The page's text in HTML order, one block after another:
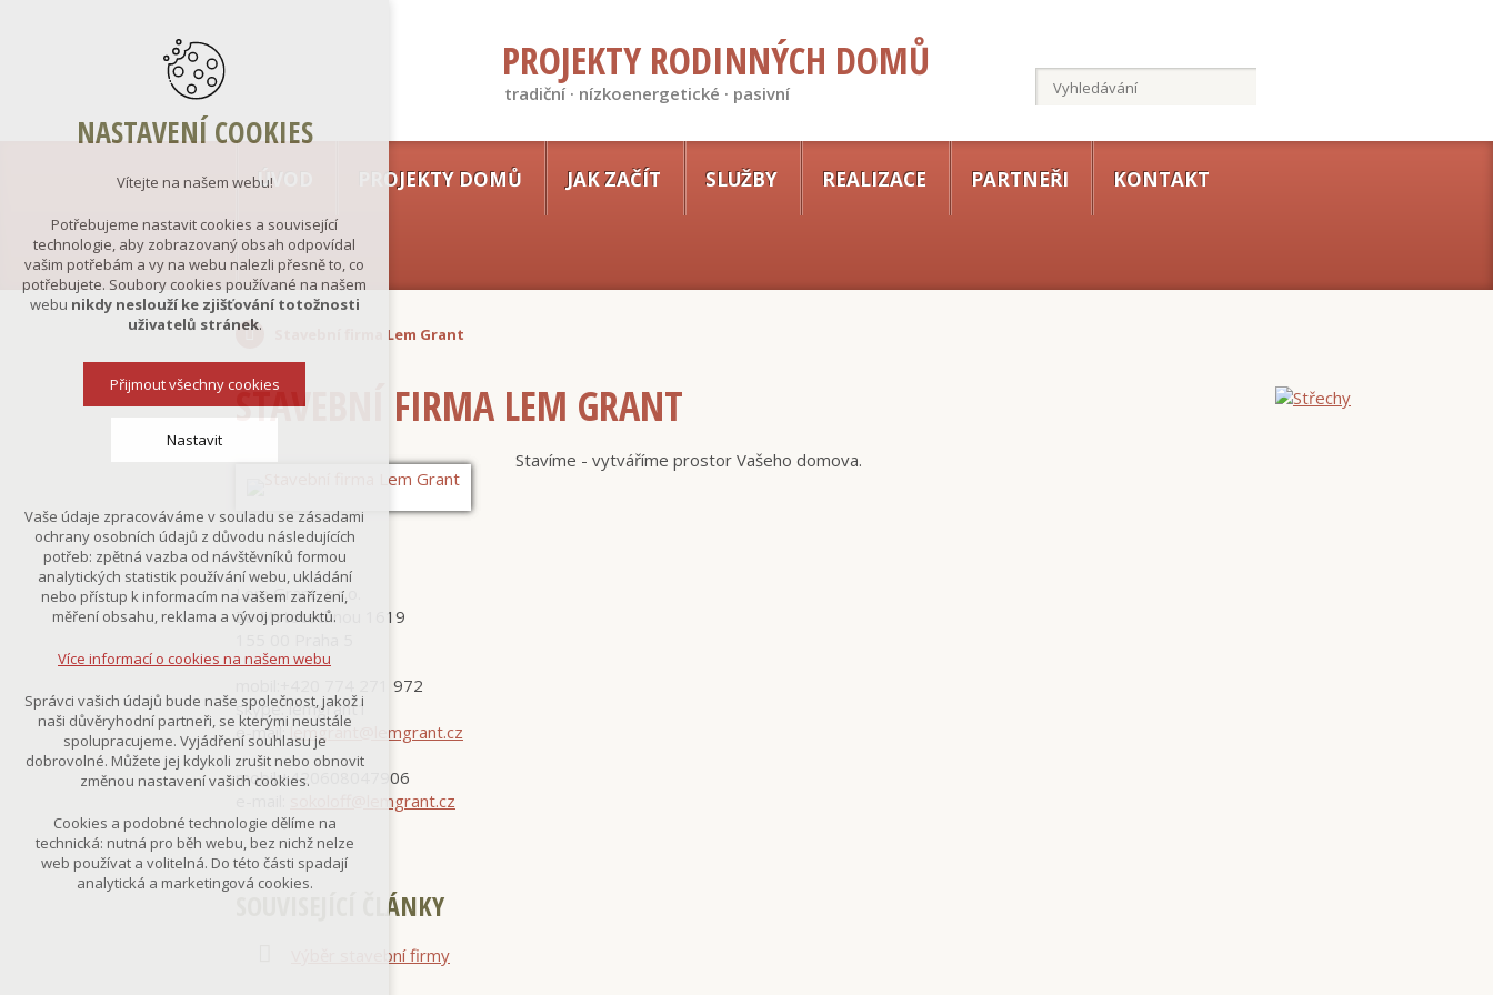
PROJEKTY RODINNÝCH DOMŮ
tradiční · nízkoenergetické · pasivní
ÚVOD PROJEKTY DOMŮ JAK ZAČÍT SLUŽBY REALIZACE PARTNEŘI KONTAKT
Stavební firma Lem Grant
STAVEBNÍ FIRMA LEM GRANT
Stavíme - vytváříme prostor Vašeho domova.
Lem Grant, s.r.o.
Za Mototechnou 1619
mobil:+420 774 271 972
skype: lemgrant1
e-mail: lemgrant@lemgrant.cz
mobil:+420608047906
sokoloff@lemgrant.cz
SOUVISEJÍCÍ ČLÁNKY
Výběr stavební firmy
NASTAVENÍ COOKIES
Vítejte na našem webu!
Potřebujeme nastavit cookies a související
technologie, aby zobrazovaný obsah odpovídal
vašim potřebám a vy na webu nalezli přesně to, co
potřebujete. Soubory cookies používané na našem
webu nikdy neslouží ke zjišťování totožnosti
uživatelů stránek.
Přijmout všechny cookies
Nastavit
nutná pro provozování webu
udržení kontextu stránek (session):
případná přihlášení, volby jazyka, apod.
Volitelná cookies
analytická pro anonymizované
marketingová cookies
Více informací o cookies na našem webu
Odmítnout vše
Vaše údaje zpracováváme v souladu se zásadami
ochrany osobních údajů z důvodu následujících
potřeb: zpětná vazba od návštěvníků formou
analytických statistik používání webu, ukládání
nebo přístup k informacím na vašem zařízení,
měření obsahu, reklama a vývoj produktů.
Více informací o cookies na našem webu
Správci vašich údajů bude naše společnost, jakož i
naši důvěryhodní partneři, se kterými neustále
spolupracujeme. Vyjádření souhlasu je
dobrovolné. Můžete jej kdykoli zrušit nebo obnovit
změnou nastavení vašich cookies.
Cookies a podobné technologie dělíme na
technická: nutná pro běh webu, bez nichž nelze
web používat a volitelná. Do této části spadají
analytická a marketingová cookies.